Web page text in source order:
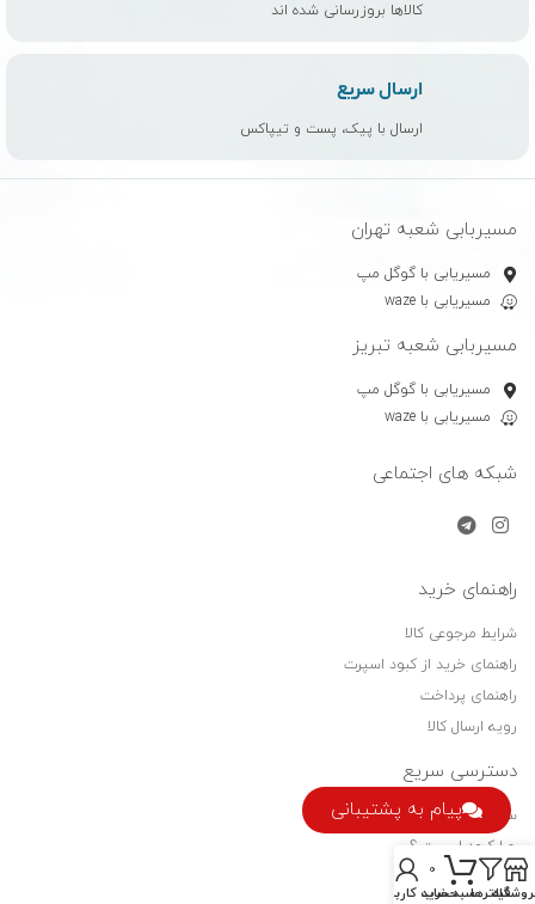
کالاها بروزرسانی شده اند
ارسال سریع
ارسال با پیک، پست و تیپاکس
مسیربابی شعبه تهران
مسیریابی با گوگل مپ
مسیریابی با waze
مسیربابی شعبه تبریز
مسیریابی با گوگل مپ
مسیریابی با waze
شبکه های اجتماعی
راهنمای خرید
شرایط مرجوعی کالا
راهنمای خرید از کبود اسپرت
راهنمای پرداخت
رویه ارسال کالا
دسترسی سریع
سیاست حفظ حریم خصوصی
چرا کبود اسپرت ؟
فرصت های شغلی
پیام به پشتیبانی
فیلترها
0
سبد خرید
حساب کاربری من